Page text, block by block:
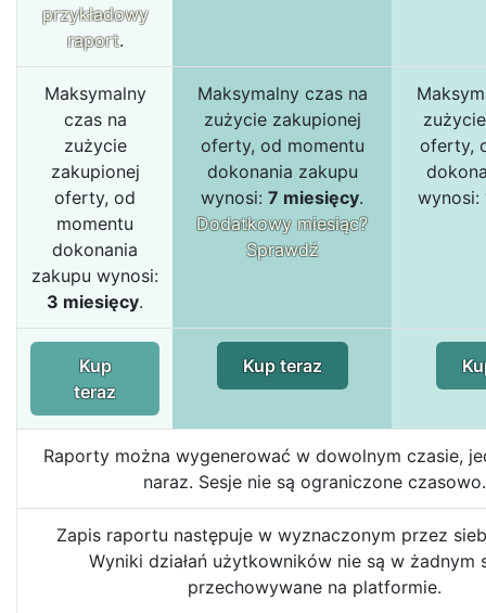
przykładowy
raport.
Maksymalny
czas na
zużycie
zakupionej
oferty, od
momentu
dokonania
zakupu wynosi:
3 miesięcy.
Maksymalny czas na
zużycie zakupionej
oferty, od momentu
dokonania zakupu
wynosi: 7 miesięcy.
Dodatkowy miesiąc?
Sprawdź
oferty,
wynosi:
Kup
teraz
Kup teraz
Raporty można wygenerować w dowolnym czasie,
naraz. Sesje nie są ograniczone czasowo.
Zapis raportu następuje w wyznaczonym przez
Wyniki działań użytkowników nie są w żadnym
przechowywane na platformie.